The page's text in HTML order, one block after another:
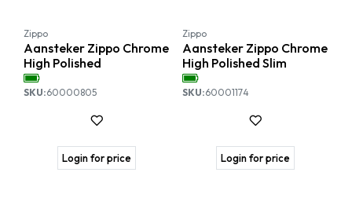
Zippo
Aansteker Zippo Chrome
High Polished
SKU:60000805
Login for price
Zippo
Aansteker Zippo Chrome
High Polished Slim
SKU:60001174
Login for price